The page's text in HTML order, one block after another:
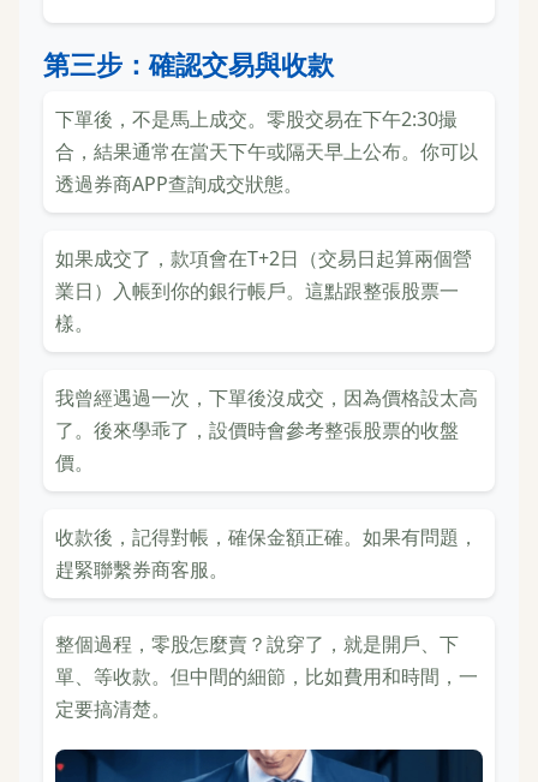
第三步：確認交易與收款
下單後，不是馬上成交。零股交易在下午2:30撮
合，結果通常在當天下午或隔天早上公布。你可以
透過券商APP查詢成交狀態。
如果成交了，款項會在T+2日（交易日起算兩個營
業日）入帳到你的銀行帳戶。這點跟整張股票一
樣。
我曾經遇過一次，下單後沒成交，因為價格設太高
了。後來學乖了，設價時會參考整張股票的收盤
價。
收款後，記得對帳，確保金額正確。如果有問題，
趕緊聯繫券商客服。
整個過程，零股怎麼賣？說穿了，就是開戶、下
單、等收款。但中間的細節，比如費用和時間，一
定要搞清楚。